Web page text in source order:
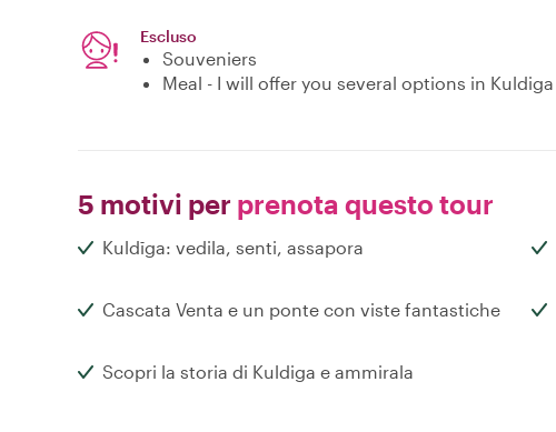
Escluso
Souveniers
Meal - I will offer you several options in Kuldiga
5 motivi per prenota questo tour
Kuldīga: vedila, senti, assapora
Cascata Venta e un ponte con viste fantastiche
Scopri la storia di Kuldiga e ammirala